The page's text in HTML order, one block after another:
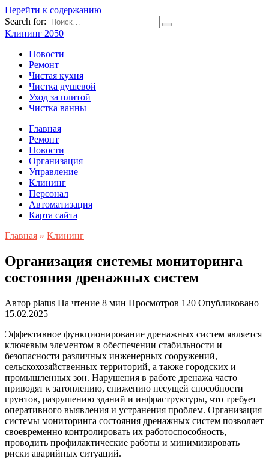
Перейти к содержанию
Search for:
Клининг 2050
Новости
Ремонт
Чистая кухня
Чистка душевой
Уход за плитой
Чистка ванны
Главная
Ремонт
Новости
Организация
Управление
Клининг
Персонал
Автоматизация
Карта сайта
Главная » Клининг
Организация системы мониторинга
состояния дренажных систем
Автор platus На чтение 8 мин Просмотров 120 Опубликовано
15.02.2025
Эффективное функционирование дренажных систем является
ключевым элементом в обеспечении стабильности и
безопасности различных инженерных сооружений,
сельскохозяйственных территорий, а также городских и
промышленных зон. Нарушения в работе дренажа часто
приводят к затоплению, снижению несущей способности
грунтов, разрушению зданий и инфраструктуры, что требует
оперативного выявления и устранения проблем. Организация
системы мониторинга состояния дренажных систем позволяет
своевременно контролировать их работоспособность,
проводить профилактические работы и минимизировать
риски аварийных ситуаций.